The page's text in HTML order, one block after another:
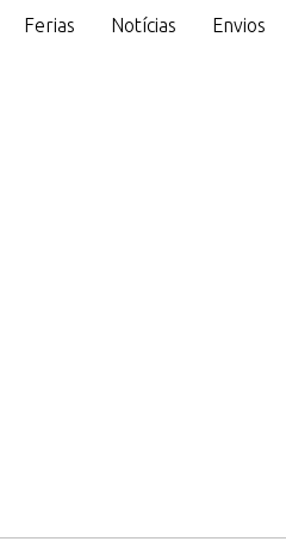
Ferias Notícias
Envios